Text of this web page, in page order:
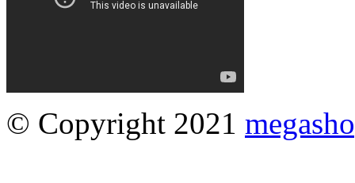
© Copyright 2021